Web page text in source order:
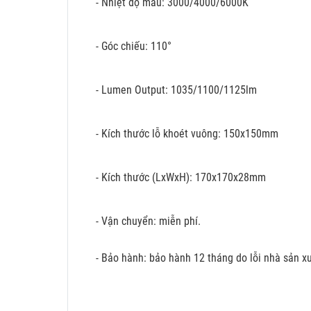
- Góc chiếu: 110°
- Lumen Output: 1035/1100/1125lm
- Kích thước lỗ khoét vuông: 150x150mm
- Kích thước (LxWxH): 170x170x28mm
- Vận chuyển: miễn phí.
- Bảo hành: bảo hành 12 tháng do lỗi nhà sản